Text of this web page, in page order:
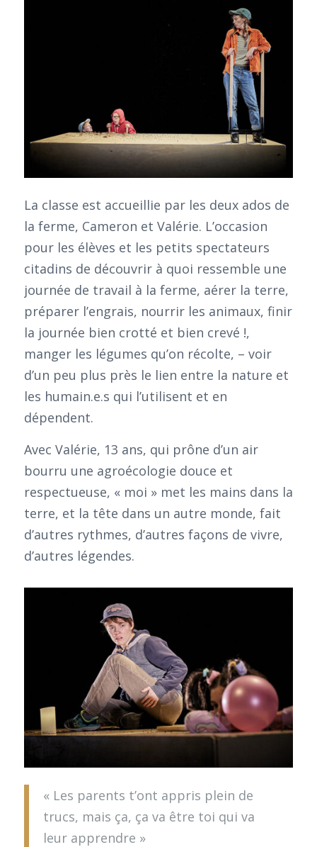
La classe est accueillie par les deux ados de
la ferme, Cameron et Valérie. L’occasion
pour les élèves et les petits spectateurs
citadins de découvrir à quoi ressemble une
journée de travail à la ferme, aérer la terre,
préparer l’engrais, nourrir les animaux, finir
la journée bien crotté et bien crevé !,
manger les légumes qu’on récolte, – voir
d’un peu plus près le lien entre la nature et
les humain.e.s qui l’utilisent et en
dépendent.
Avec Valérie, 13 ans, qui prône d’un air
bourru une agroécologie douce et
respectueuse, « moi » met les mains dans la
terre, et la tête dans un autre monde, fait
d’autres rythmes, d’autres façons de vivre,
d’autres légendes.
« Les parents t’ont appris plein de
trucs, mais ça, ça va être toi qui va
leur apprendre »